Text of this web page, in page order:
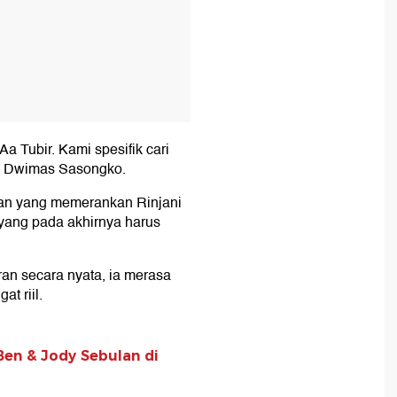
Tubir. Kami spesifik cari
Sasongko.
yang memerankan Rinjani
pada akhirnya harus
secara nyata, ia merasa
riil.
& Jody Sebulan di